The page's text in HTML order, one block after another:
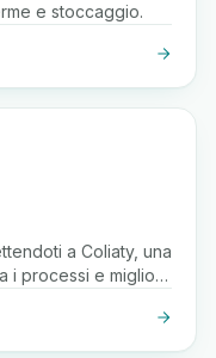
e stoccaggio.
a Coliaty, una
i processi e migliora